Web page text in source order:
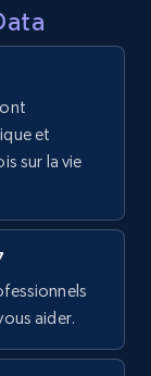
Rating,
Initial
et
sur la vie
aider.